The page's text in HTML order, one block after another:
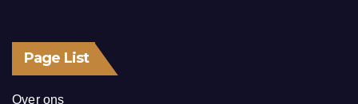
Page List
Over ons